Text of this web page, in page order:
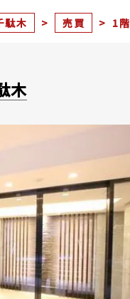
駄木 > 売買 > 1階
木